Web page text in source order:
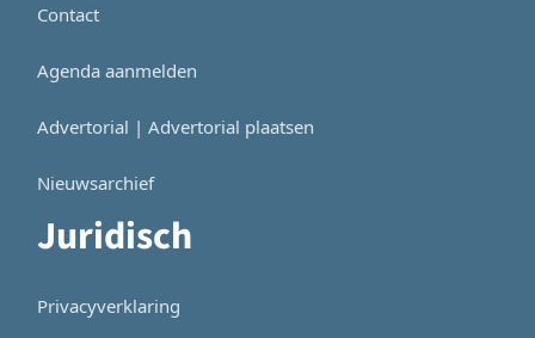
Contact
Agenda aanmelden
Advertorial | Advertorial plaatsen
Nieuwsarchief
Juridisch
Privacyverklaring